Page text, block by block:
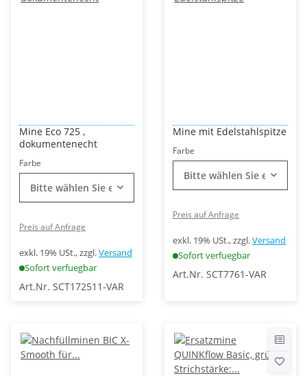
Mine Eco 725 ,
dokumentenecht
Farbe
Bitte wählen Sie eine Variation.
Preis auf Anfrage
exkl. 19% USt., zzgl.Versand
Sofort verfuegbar
Art.Nr. SCT172511-VAR
Mine mit Edelstahlspitze
Farbe
Bitte wählen Sie eine
Preis auf Anfrage
exkl. 19% USt., zzgl.Versand
Sofort verfuegbar
Art.Nr. SCT7761-VAR